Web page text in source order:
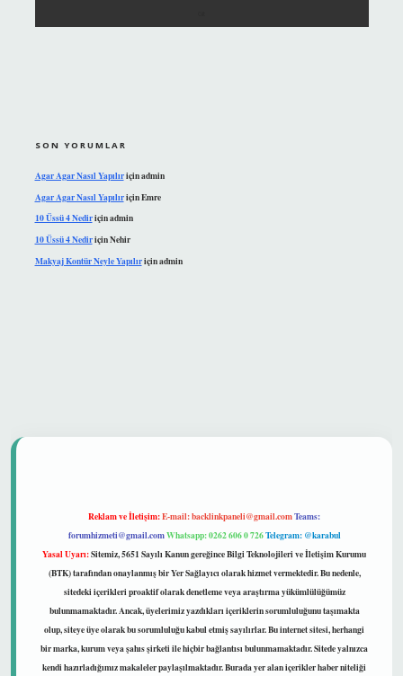
SON YORUMLAR
Agar Agar Nasıl Yapılıriçinadmin
Agar Agar Nasıl YapılıriçinEmre
10 Üssü 4 Nediriçinadmin
10 Üssü 4 NediriçinNehir
Makyaj Kontür Neyle Yapılıriçinadmin
Reklam ve İletişim:E-mail:backlinkpaneli@gmail.comTeams:
forumhizmeti@gmail.comWhatsapp: 0262 606 0 726Telegram: @karabul
Yasal Uyarı:Sitemiz, 5651 Sayılı Kanun gereğince Bilgi Teknolojileri ve İletişim Kurumu
(BTK) tarafından onaylanmış bir Yer Sağlayıcı olarak hizmet vermektedir. Bu nedenle,
sitedeki içerikleri proaktif olarak denetleme veya araştırma yükümlülüğümüz
bulunmamaktadır. Ancak, üyelerimiz yazdıkları içeriklerin sorumluluğunu taşımakta
olup, siteye üye olarak bu sorumluluğu kabul etmiş sayılırlar. Bu internet sitesi, herhangi
bir marka, kurum veya şahıs şirketi ile hiçbir bağlantısı bulunmamaktadır. Sitede yalnızca
kendi hazırladığımız makaleler paylaşılmaktadır. Burada yer alan içerikler haber niteliği